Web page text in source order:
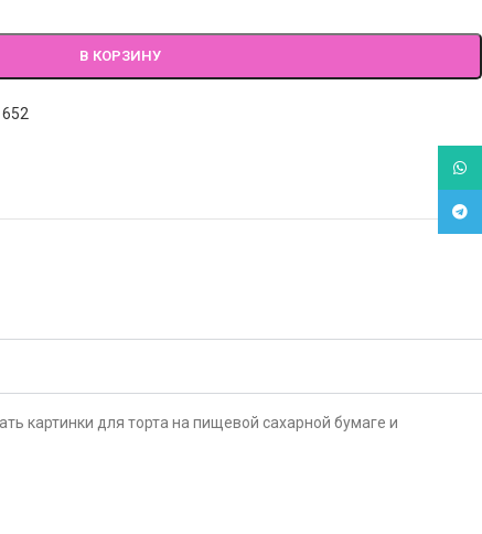
В КОРЗИНУ
картинки для торта на пищевой сахарной бумаге и